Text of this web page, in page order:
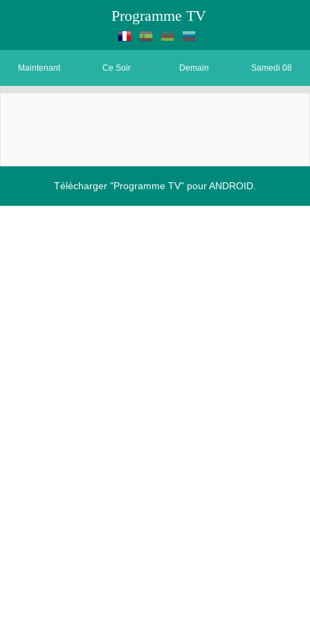
Programme TV
Maintenant Ce Soir Demain Samedi 08
Télécharger "Programme TV" pour ANDROID.